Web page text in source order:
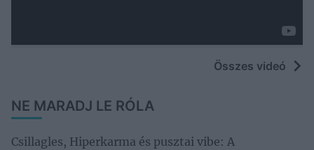
Összes videó
NE MARADJ LE RÓLA
Csillagles, Hiperkarma és pusztai vibe: A